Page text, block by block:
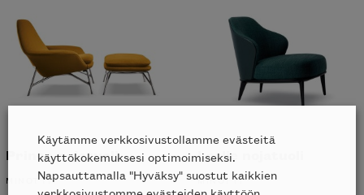
Prince nojatuoli
MINOTTI
Leslie nojatuoli
MINOTTI
Käytämme verkkosivustollamme evästeitä
käyttökokemuksesi optimoimiseksi.
Napsauttamalla "Hyväksy" suostut kaikkien